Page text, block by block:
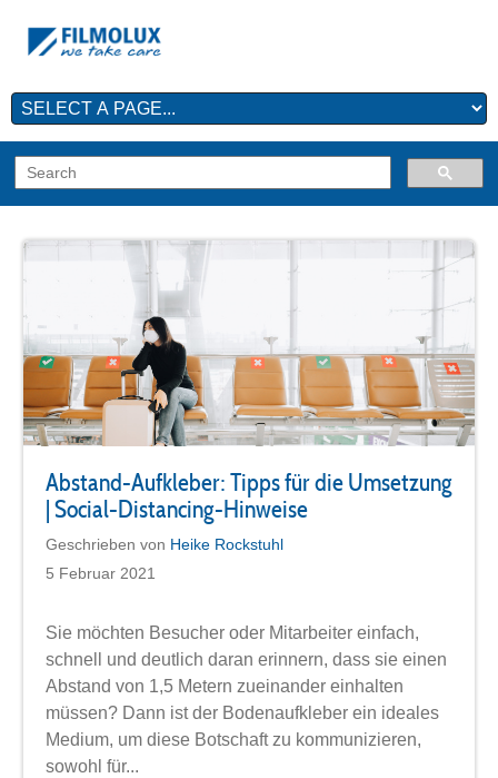
Abstand-Aufkleber: Tipps für die Umsetzung
| Social-Distancing-Hinweise
Geschrieben von Heike Rockstuhl
5 Februar 2021
Sie möchten Besucher oder Mitarbeiter einfach,
schnell und deutlich daran erinnern, dass sie einen
Abstand von 1,5 Metern zueinander einhalten
müssen? Dann ist der Bodenaufkleber ein ideales
Medium, um diese Botschaft zu kommunizieren,
sowohl für...